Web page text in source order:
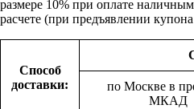
размере 10% при оплате
расчете (при предъявлении
Способ
доставки:
по Москве в
МКАД